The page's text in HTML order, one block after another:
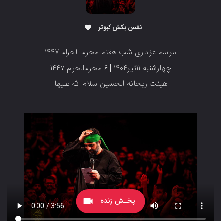
videocam پخـش زنده
نفس بکش کبوتر favorite
مراسم عزاداری شب هفتم محرم الحرام ۱۴۴۷
چهارشنبه ۱۱تیر۱۴۰۴ | ۶ محرم‌الحرام ۱۴۴۷
هیئت ریحانه الحسین سلام الله علیها